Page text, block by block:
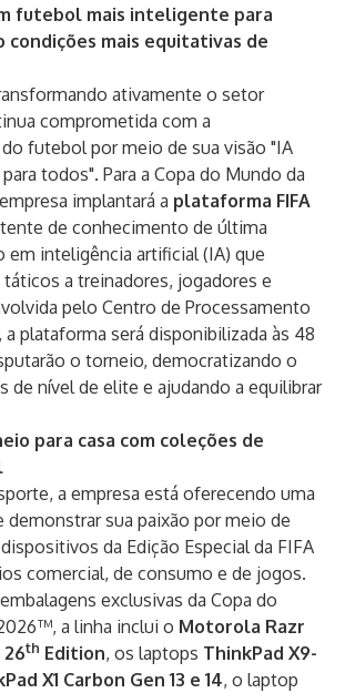
futebol mais inteligente para
condições mais equitativas de
ativamente o setor
comprometida com a
futebol por meio de sua visão "IA
todos". Para a Copa do Mundo da
implantará a plataforma FIFA
de conhecimento de última
em inteligência artificial (IA) que
a treinadores, jogadores e
pelo Centro de Processamento
, a plataforma será disponibilizada às 48
o torneio, democratizando o
de nível de elite e ajudando a equilibrar
para casa com coleções de
a empresa está oferecendo uma
demonstrar sua paixão por meio de
da Edição Especial da FIFA
comercial, de consumo e de jogos.
exclusivas da Copa do
a linha inclui o Motorola Razr
26th Edition, os laptops ThinkPad X9-
X1 Carbon Gen 13 e 14, o laptop